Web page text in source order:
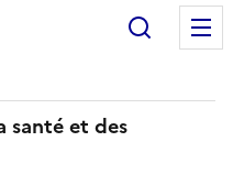
santé et des